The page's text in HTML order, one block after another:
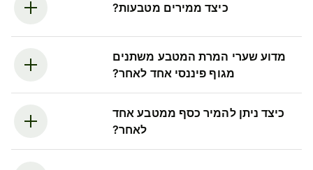
כיצד ממירים מטבעות?
מדוע שערי המרת המטבע משתנים
מגוף פיננסי אחד לאחר?
כיצד ניתן להמיר כסף ממטבע אחד
לאחר?